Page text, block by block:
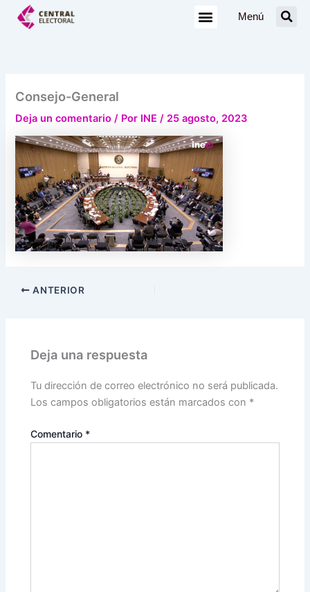
Menú
Consejo-General
Deja un comentario / Por INE/ 25 agosto, 2023
ANTERIOR
Deja una respuesta
Tu dirección de correo electrónico no será publicada.
Los campos obligatorios están marcados con *
Comentario *